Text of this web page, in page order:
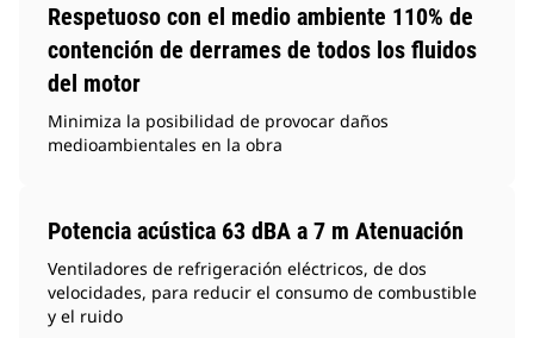
Respetuoso con el medio ambiente 110% de
contención de derrames de todos los fluidos
del motor
Minimiza la posibilidad de provocar daños
medioambientales en la obra
Potencia acústica 63 dBA a 7 m Atenuación
Ventiladores de refrigeración eléctricos, de dos
velocidades, para reducir el consumo de combustible
y el ruido